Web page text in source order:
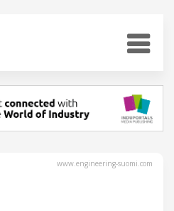
www.engineering-suomi.com